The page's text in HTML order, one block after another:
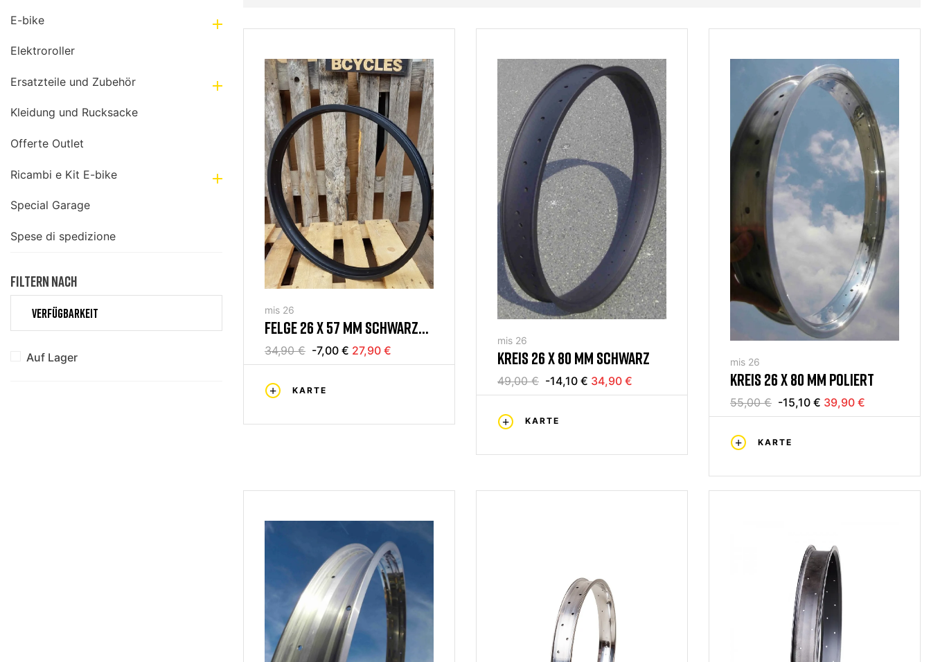
E-bike 
Elektroroller
Ersatzteile und Zubehör 
Kleidung und Rucksacke
Offerte Outlet
Ricambi e Kit E-bike 
Special Garage
Spese di spedizione
FILTERN NACH
VERFÜGBARKEIT
Auf Lager
mis 26
FELGE 26 X 57 MM SCHWARZ
36H
34,90 € -7,00 € 27,90 €
KARTE
mis 26
KREIS 26 X 80 MM SCHWARZ
49,00 € -14,10 € 34,90 €
KARTE
mis 26
KREIS 26 X 80 MM POLIERT
55,00 € -15,10 € 39,90 €
KARTE